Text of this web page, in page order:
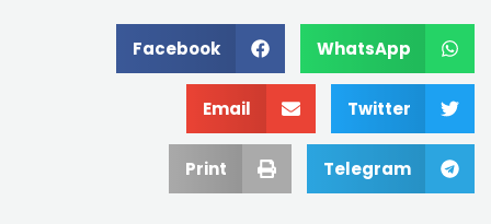
WhatsApp
Facebook
Twitter
Email
Telegram
Print